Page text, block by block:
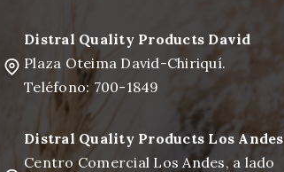
Distral Quality Products David
Plaza Oteima David-Chiriquí.
Teléfono: 700-1849
Distral Quality Products Los Andes
Centro Comercial Los Andes, a lado